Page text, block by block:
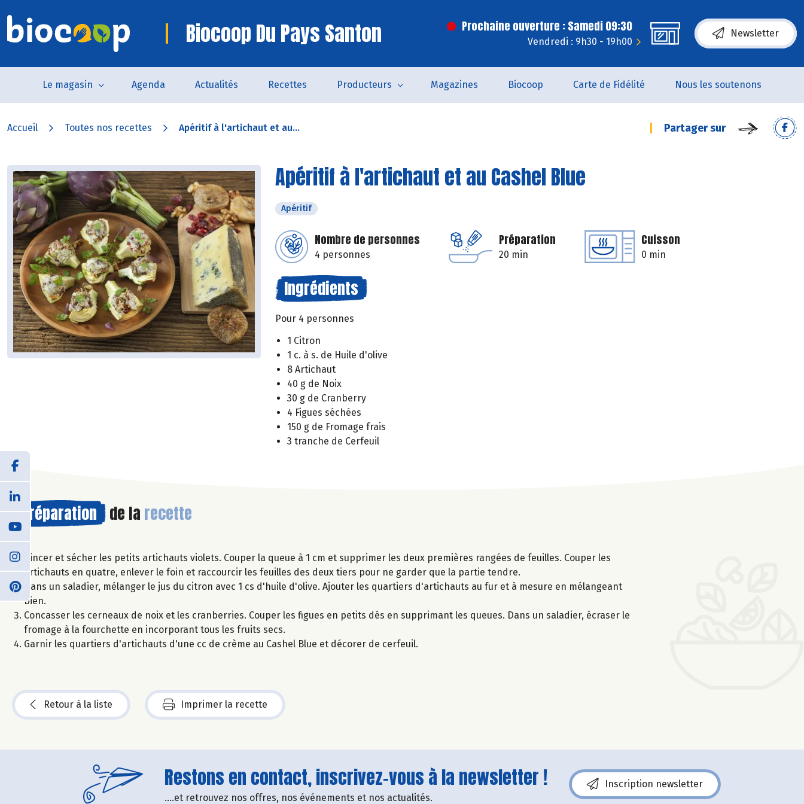
Biocoop Du Pays Santon Prochaine ouverture : Samedi 09:30
Vendredi : 9h30 - 19h00
Newsletter
Le magasin Agenda Actualités Recettes Producteurs Magazines Biocoop Carte de Fidélité Nous les soutenons
Accueil Toutes nos recettes Apéritif à l'artichaut et au... Partager sur
Apéritif à l'artichaut et au Cashel Blue
Apéritif
Nombre de personnes
4 personnes
Préparation
20 min
Cuisson
0 min
Ingrédients
Pour 4 personnes
1 Citron
1 c. à s. de Huile d'olive
8 Artichaut
40 g de Noix
30 g de Cranberry
4 Figues séchées
150 g de Fromage frais
3 tranche de Cerfeuil
Préparation de la recette
Rincer et sécher les petits artichauts violets. Couper la queue à 1 cm et supprimer les deux premières rangées de feuilles. Couper les
artichauts en quatre, enlever le foin et raccourcir les feuilles des deux tiers pour ne garder que la partie tendre.
Dans un saladier, mélanger le jus du citron avec 1 cs d'huile d'olive. Ajouter les quartiers d'artichauts au fur et à mesure en mélangeant
bien.
Concasser les cerneaux de noix et les cranberries. Couper les figues en petits dés en supprimant les queues. Dans un saladier, écraser le
fromage à la fourchette en incorporant tous les fruits secs.
Garnir les quartiers d'artichauts d'une cc de crème au Cashel Blue et décorer de cerfeuil.
Retour à la liste Imprimer la recette
Restons en contact, inscrivez-vous à la newsletter !
....et retrouvez nos offres, nos événements et nos actualités.
Inscription newsletter